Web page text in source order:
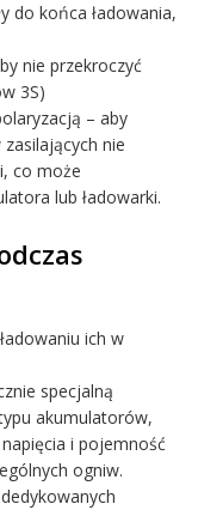
do końca ładowania,
nie przekroczyć
3S)
– aby
nie
co może
lub ładowarki.
ich w
specjalną
akumulatorów,
i pojemność
ogniw.